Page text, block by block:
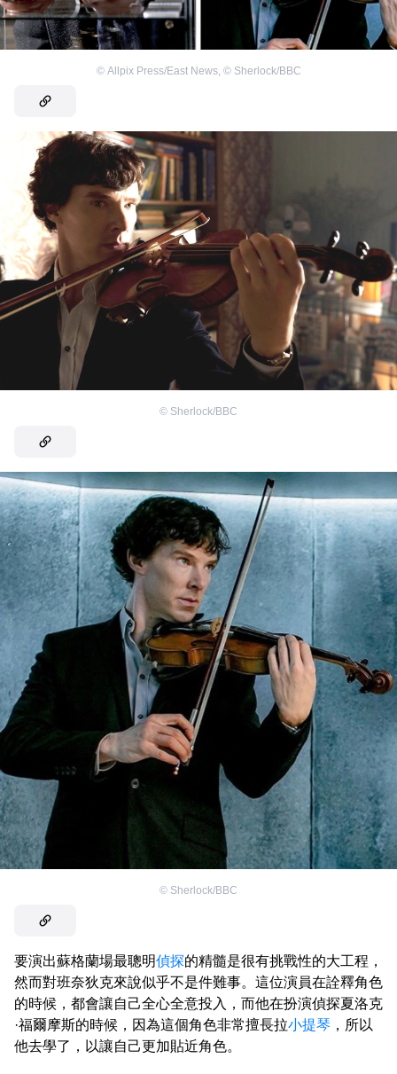
© Allpix Press/East News, © Sherlock/BBC
© Sherlock/BBC
© Sherlock/BBC
要演出蘇格蘭場最聰明偵探的精髓是很有挑戰性的大工程，
然而對班奈狄克來說似乎不是件難事。這位演員在詮釋角色
的時候，都會讓自己全心全意投入，而他在扮演偵探夏洛克
·福爾摩斯的時候，因為這個角色非常擅長拉小提琴 ，所以
他去學了，以讓自己更加貼近角色。